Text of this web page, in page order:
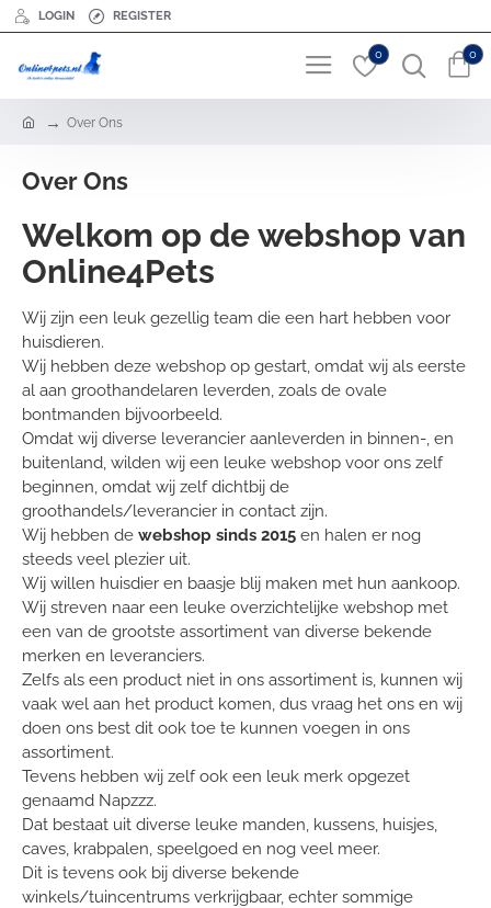
LOGIN REGISTER
0 0
e
Over Ons
Over Ons
Welkom op de webshop van
Online4Pets
Wij zijn een leuk gezellig team die een hart hebben voor
huisdieren.
Wij hebben deze webshop op gestart, omdat wij als eerste
al aan groothandelaren leverden, zoals de ovale
bontmanden bijvoorbeeld.
Omdat wij diverse leverancier aanleverden in binnen-, en
buitenland, wilden wij een leuke webshop voor ons zelf
beginnen, omdat wij zelf dichtbij de
groothandels/leverancier in contact zijn.
Wij hebben de webshop sinds 2015 en halen er nog
steeds veel plezier uit.
Wij willen huisdier en baasje blij maken met hun aankoop.
Wij streven naar een leuke overzichtelijke webshop met
een van de grootste assortiment van diverse bekende
merken en leveranciers.
Zelfs als een product niet in ons assortiment is, kunnen wij
vaak wel aan het product komen, dus vraag het ons en wij
doen ons best dit ook toe te kunnen voegen in ons
assortiment.
Tevens hebben wij zelf ook een leuk merk opgezet
genaamd Napzzz.
Dat bestaat uit diverse leuke manden, kussens, huisjes,
caves, krabpalen, speelgoed en nog veel meer.
Dit is tevens ook bij diverse bekende
winkels/tuincentrums verkrijgbaar, echter sommige